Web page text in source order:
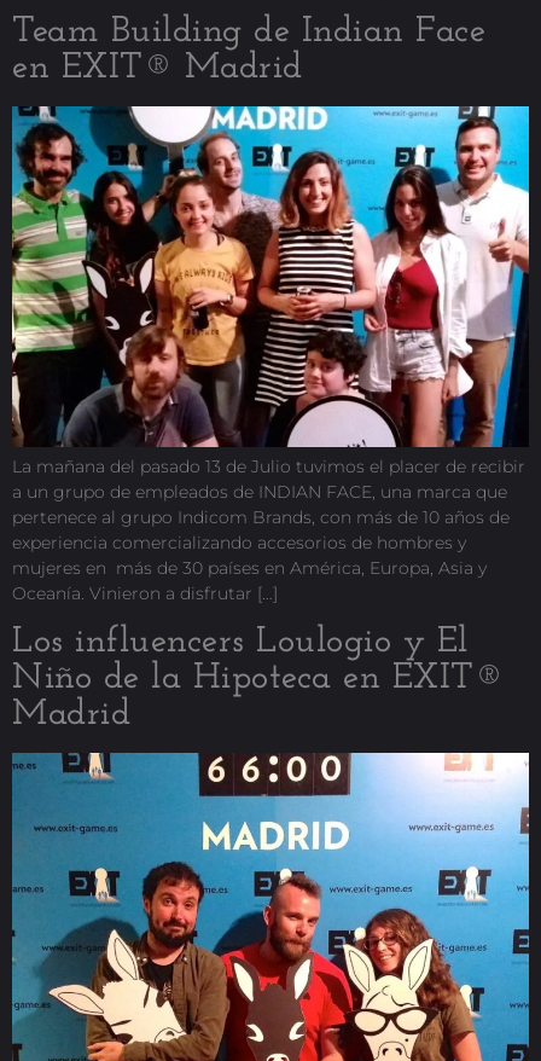
Team Building de Indian Face
en EXIT® Madrid
La mañana del pasado 13 de Julio tuvimos el placer de recibir
a un grupo de empleados de INDIAN FACE, una marca que
pertenece al grupo Indicom Brands, con más de 10 años de
experiencia comercializando accesorios de hombres y
mujeres en más de 30 países en América, Europa, Asia y
Oceanía. Vinieron a disfrutar […]
Los influencers Loulogio y El
Niño de la Hipoteca en EXIT®
Madrid